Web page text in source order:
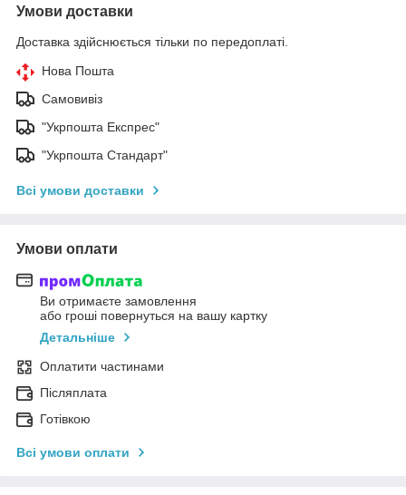
Умови доставки
Доставка здійснюється тільки по передоплаті.
Нова Пошта
Самовивіз
"Укрпошта Експрес"
"Укрпошта Стандарт"
Всі умови доставки
Умови оплати
Ви отримаєте замовлення
або гроші повернуться на вашу картку
Детальніше
Оплатити частинами
Післяплата
Готівкою
Всі умови оплати